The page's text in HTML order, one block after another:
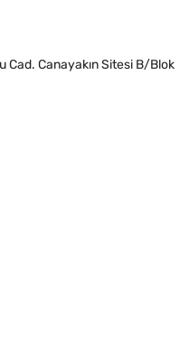
Cad. Canayakın Sitesi B/Blok